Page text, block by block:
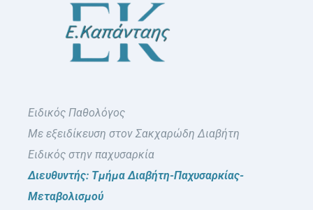
Ειδικός Παθολόγος
Με εξειδίκευση στον Σακχαρώδη Διαβήτη
Ειδικός στην παχυσαρκία
Διευθυντής: Τμήμα Διαβήτη-Παχυσαρκίας-
Μεταβολισμού